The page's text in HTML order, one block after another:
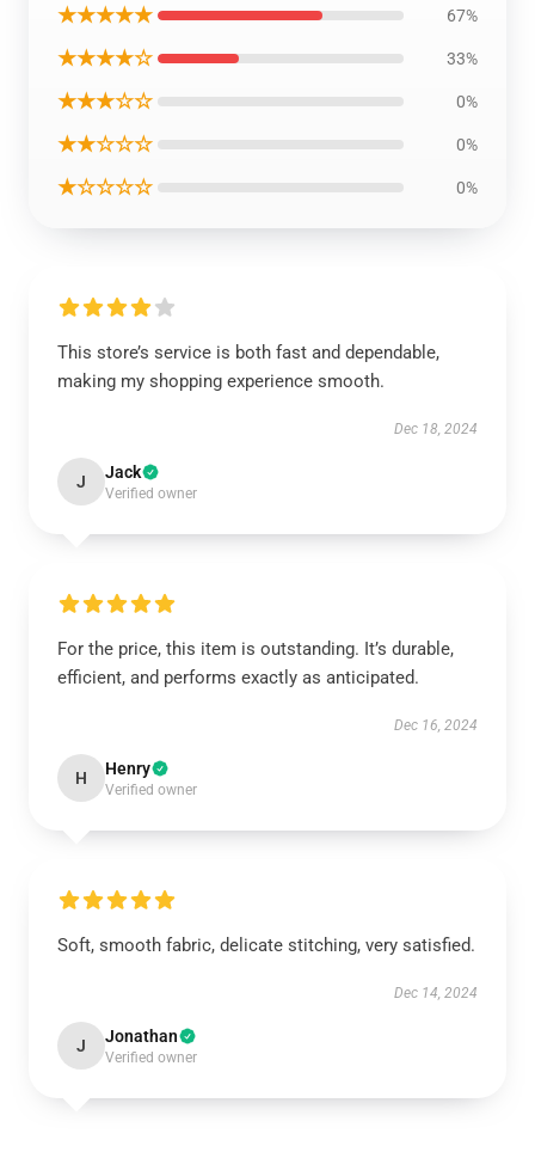
★★★★★ 67%
★★★★☆ 33%
★★★☆☆ 0%
★★☆☆☆ 0%
★☆☆☆☆ 0%
This store’s service is both fast and dependable,
making my shopping experience smooth.
Dec 18, 2024
J Jack
Verified owner
For the price, this item is outstanding. It’s durable,
efficient, and performs exactly as anticipated.
Dec 16, 2024
H Henry
Verified owner
Soft, smooth fabric, delicate stitching, very satisfied.
Dec 14, 2024
J Jonathan
Verified owner